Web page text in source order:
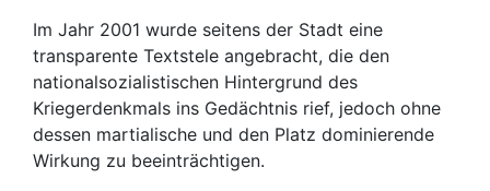
Im Jahr 2001 wurde seitens der Stadt eine
transparente Textstele angebracht, die den
nationalsozialistischen Hintergrund des
Kriegerdenkmals ins Gedächtnis rief, jedoch ohne
dessen martialische und den Platz dominierende
Wirkung zu beeinträchtigen.